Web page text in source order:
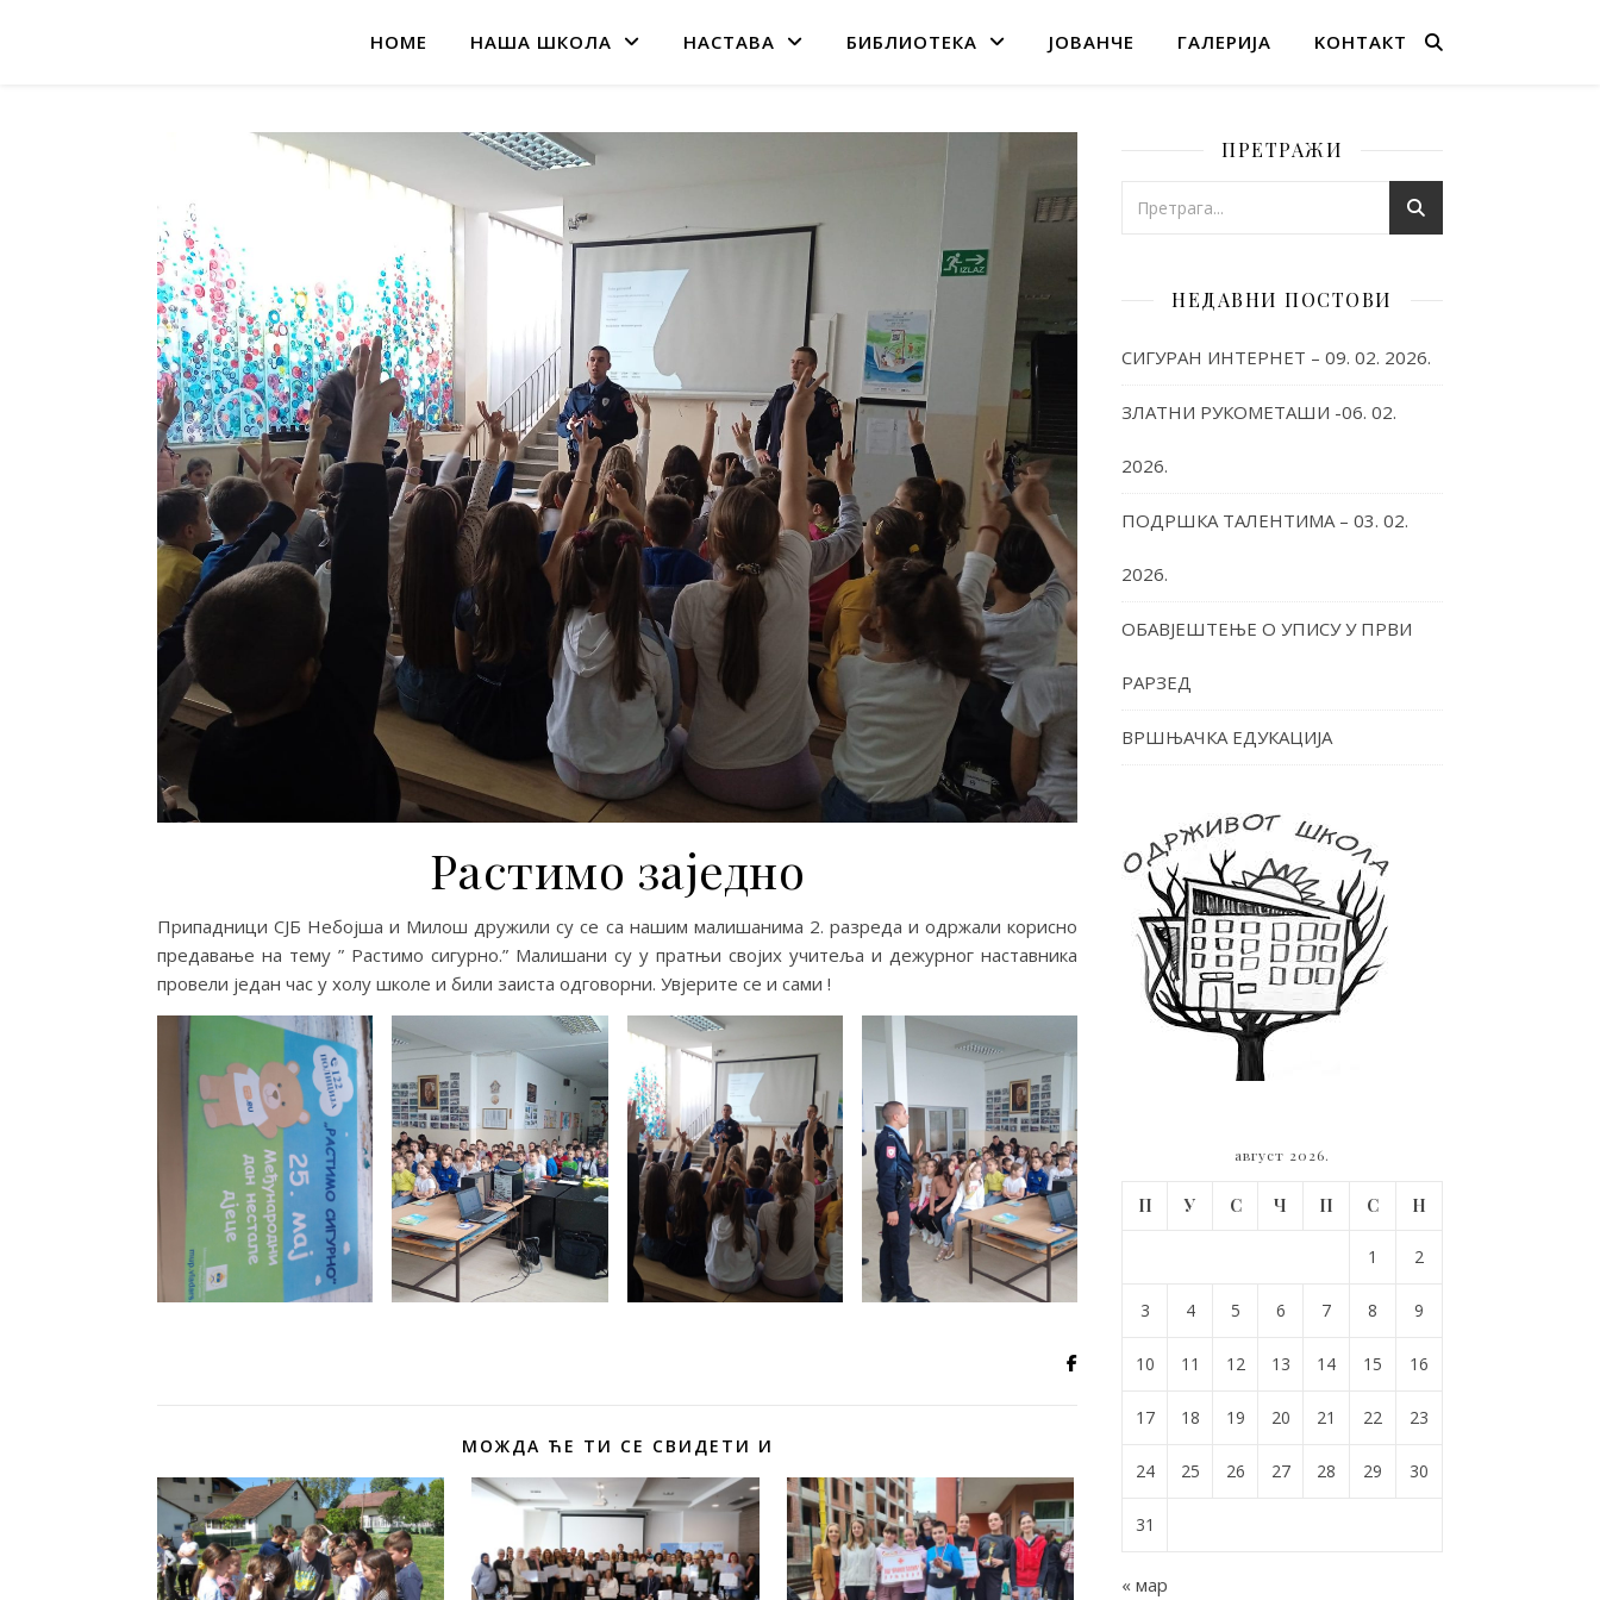
HOME НАША ШКОЛА НАСТАВА БИБЛИОТЕКА ЈОВАНЧЕ ГАЛЕРИЈА KОНТАКТ
Растимо заједно
Припадници СЈБ Небојша и Милош дружили су се са нашим малишанима 2. разреда и одржали корисно
предавање на тему ” Растимо сигурно.” Малишани су у пратњи својих учитеља и дежурног наставника
провели један час у холу школе и били заиста одговорни. Увјерите се и сами !
МОЖДА ЋЕ ТИ СЕ СВИДЕТИ И
ПРЕТРАЖИ
НЕДАВНИ ПОСТОВИ
СИГУРАН ИНТЕРНЕТ – 09. 02. 2026.
ЗЛАТНИ РУКОМЕТАШИ -06. 02.
2026.
ПОДРШКА ТАЛЕНТИМА – 03. 02.
2026.
ОБАВЈЕШТЕЊЕ О УПИСУ У ПРВИ
РАРЗЕД
ВРШЊАЧКА ЕДУКАЦИЈА
август 2026.
П У С Ч П С Н
1 2
3 4 5 6 7 8 9
10 11 12 13 14 15 16
17 18 19 20 21 22 23
24 25 26 27 28 29 30
31
« мар